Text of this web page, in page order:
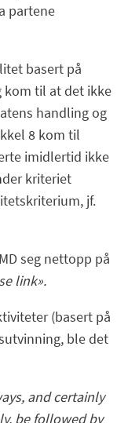
partene
basert på
kom til at det ikke
handling og
8 kom til
imidlertid ikke
kriteriet
jf.
seg nettopp på
link».
(basert på
ble det
and certainly
be followed by